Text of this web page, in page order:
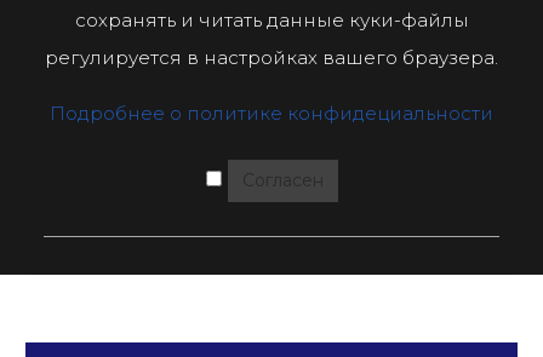
сохранять и читать данные куки-файлы
регулируется в настройках вашего браузера.
Подробнее о политике конфидециальности
Согласен